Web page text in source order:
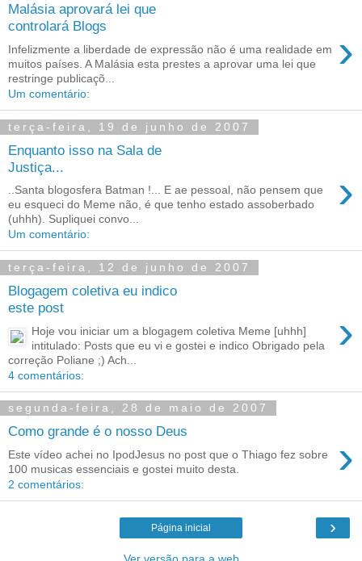
Malásia aprovará lei que
controlará Blogs
›
Infelizmente a liberdade de expressão não é uma realidade em
muitos países. A Malásia esta prestes a aprovar uma lei que
restringe publicaçõ...
Um comentário:
terça-feira, 19 de junho de 2007
Enquanto isso na Sala de
Justiça...
›
..Santa blogosfera Batman !... E ae pessoal, não pensem que
eu esqueci do Meme não, é que tenho estado assoberbado
(uhhh). Supliquei convo...
Um comentário:
terça-feira, 12 de junho de 2007
Blogagem coletiva eu indico
este post
›
Hoje vou iniciar um a blogagem coletiva Meme [uhhh]
intitulado: Posts que eu vi e gostei e indico Obrigado pela
correção Poliane ;) Ach...
4 comentários:
segunda-feira, 28 de maio de 2007
Como grande é o nosso Deus ›
Este vídeo achei no IpodJesus no post que o Thiago fez sobre
100 musicas essenciais e gostei muito desta.
2 comentários:
›
Página inicial